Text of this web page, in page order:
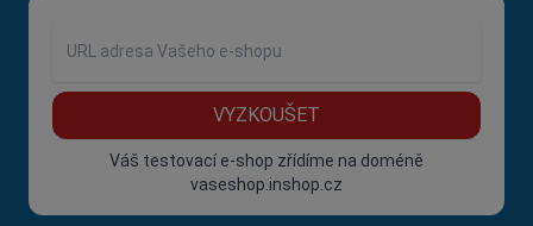
VYZKOUŠET
Váš testovací e-shop zřídíme na doméně
vaseshop.inshop.cz